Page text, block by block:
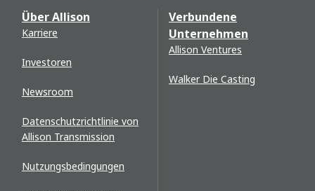
Über Allison
Karriere
Investoren
Newsroom
Datenschutzrichtlinie von
Allison Transmission
Nutzungsbedingungen
Verbundene
Unternehmen
Allison Ventures
Walker Die Casting